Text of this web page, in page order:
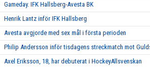
Gameday. IFK Hallsberg-Avesta BK
Henrik Lantz inför IFK Hallsberg
Avesta avgjorde med sex mål i första perioden
Philip Andersson inför tisdagens streckmatch mot
Axel Eriksson, 18, har debuterat i HockeyAllsvenskan